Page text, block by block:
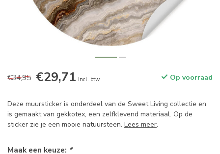
€34,95 €29,71 Incl. btw Op voorraad
Deze muursticker is onderdeel van de Sweet Living collectie en
is gemaakt van gekkotex, een zelfklevend materiaal. Op de
sticker zie je een mooie natuursteen. Lees meer.
Maak een keuze: *